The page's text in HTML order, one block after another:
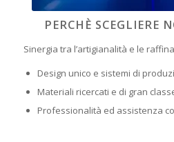
PERCHÈ SCEGLIERE
Sinergia tra l’artigianalità e le
Design unico e sistemi di
Materiali ricercati e di gran
Professionalità ed assistenza